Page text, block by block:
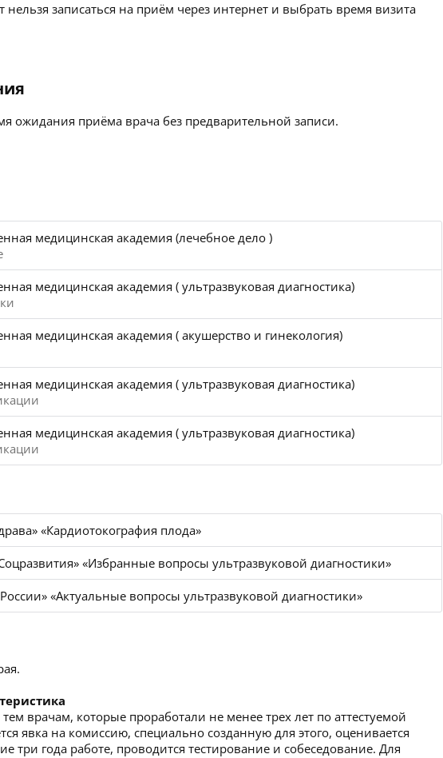
записаться на приём через интернет и выбрать время визита
ожидания приёма врача без предварительной записи.
медицинская академия (лечебное дело )
медицинская академия ( ультразвуковая диагностика)
медицинская академия ( акушерство и гинекология)
медицинская академия ( ультразвуковая диагностика)
медицинская академия ( ультразвуковая диагностика)
«Кардиотокография плода»
«Избранные вопросы ультразвуковой диагностики»
«Актуальные вопросы ультразвуковой диагностики»
тем врачам, которые проработали не менее трех лет по аттестуемой
явка на комиссию, специально созданную для этого, оценивается
три года работе, проводится тестирование и собеседование. Для